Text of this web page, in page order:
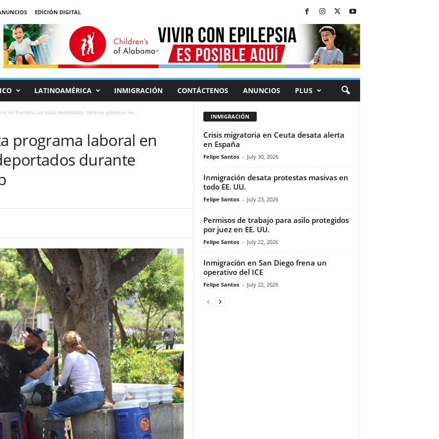
EDICIÓN DIGITAL
LATINOAMÉRICA INMIGRACIÓN CONTÁCTENOS ANUNCIOS PLUS
en frontera sur para deportados durante gobierno de...
programa laboral en
durante
INMIGRACIÓN
Crisis migratoria en Ceuta desata alerta
en España
Felipe Santos - July 30, 2026
Inmigración desata protestas masivas en
todo EE. UU.
Felipe Santos - July 23, 2026
Permisos de trabajo para asilo protegidos
por juez en EE. UU.
Felipe Santos - July 22, 2026
Inmigración en San Diego frena un
operativo del ICE
Felipe Santos - July 22, 2026